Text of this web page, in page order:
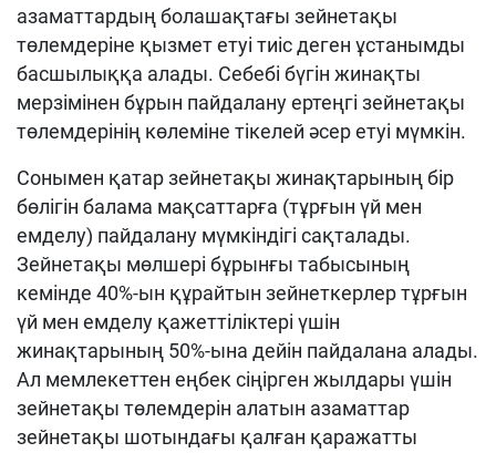
азаматтардың болашақтағы зейнетақы
төлемдеріне қызмет етуі тиіс деген ұстанымды
басшылыққа алады. Себебі бүгін жинақты
мерзімінен бұрын пайдалану ертеңгі зейнетақы
төлемдерінің көлеміне тікелей әсер етуі мүмкін.
Сонымен қатар зейнетақы жинақтарының бір
бөлігін балама мақсаттарға (тұрғын үй мен
емделу) пайдалану мүмкіндігі сақталады.
Зейнетақы мөлшері бұрынғы табысының
кемінде 40%-ын құрайтын зейнеткерлер тұрғын
үй мен емделу қажеттіліктері үшін
жинақтарының 50%-ына дейін пайдалана алады.
Ал мемлекеттен еңбек сіңірген жылдары үшін
зейнетақы төлемдерін алатын азаматтар
зейнетақы шотындағы қалған қаражатты